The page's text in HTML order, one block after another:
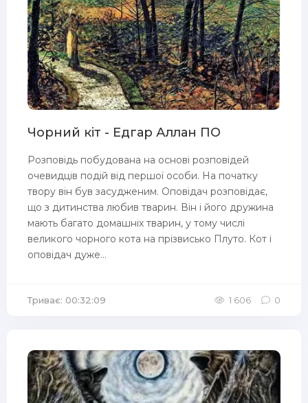
Чорний кіт - Едгар Аллан ПО
Розповідь побудована на основі розповідей
очевидців подій від першої особи. На початку
твору він був засудженим. Оповідач розповідає,
що з дитинства любив тварин. Він і його дружина
мають багато домашніх тварин, у тому числі
великого чорного кота на прізвисько Плуто. Кот і
оповідач дуже...
Триває: 00:32:09 1 606 0